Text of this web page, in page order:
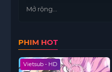
đường dây trộm mộ “Lão
các bảo vật quốc gia và
cảnh văn hóa Hồng Sơn,
mộ lớn nhất vùng Quan
Mở rộng...
PHIM HOT
Vietsub - HD